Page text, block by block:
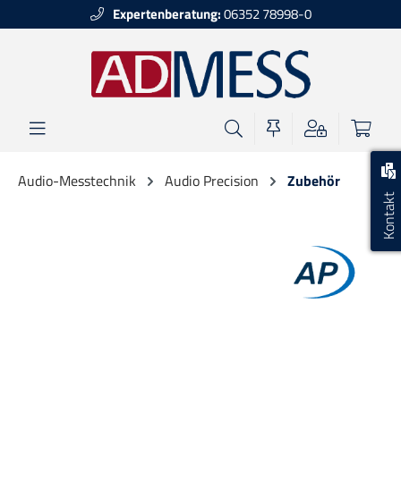
Kontakt
Expertenberatung:06352 78998-0
Audio-Messtechnik Audio Precision Zubehör